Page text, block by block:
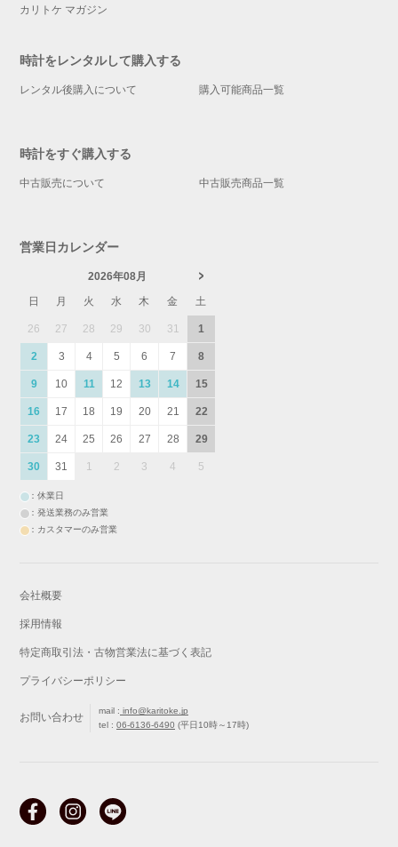
カリトケ マガジン
時計をレンタルして購入する
レンタル後購入について 購入可能商品一覧
時計をすぐ購入する
中古販売について 中古販売商品一覧
営業日カレンダー
2026年08月
日
月 火 水 木 金 土
26 27 28 29 30 31 1
2 3 4 5 6 7 8
9 10 11 12 13 14 15
16 17 18 19 20 21 22
23 24 25 26 27 28 29
30 31 1 2 3 4 5
：休業日
：発送業務のみ営業
：カスタマーのみ営業
会社概要
採用情報
特定商取引法・古物営業法に基づく表記
プライバシーポリシー
お問い合わせ
mail : info@karitoke.jp
tel :06-6136-6490 (平日10時～17時)
戻る 最初から